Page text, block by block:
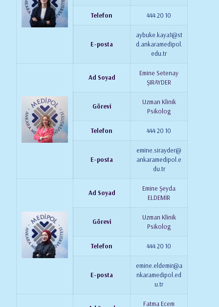
Telefon 444 20 10
E-posta
aybuke.kaya1@st
d.ankaramedipol.
edu.tr
Ad Soyad
Emine Setenay
ŞIRAYDER
Görevi
Uzman Klinik
Psikolog
Telefon 444 20 10
E-posta
emine.sirayder@
ankaramedipol.e
du.tr
Ad Soyad
Emine Şeyda
ELDEMİR
Görevi
Uzman Klinik
Psikolog
Telefon 444 20 10
E-posta
emine.eldemir@a
nkaramedipol.ed
u.tr
Fatma Ecem